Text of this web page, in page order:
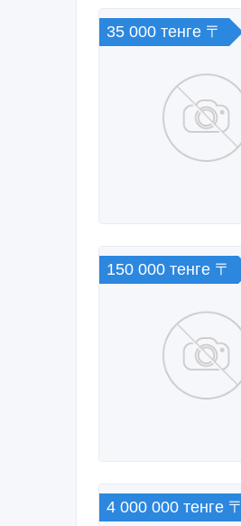
35 000 тенге 〒
150 000 тенге 〒
4 000 000 тенге 〒